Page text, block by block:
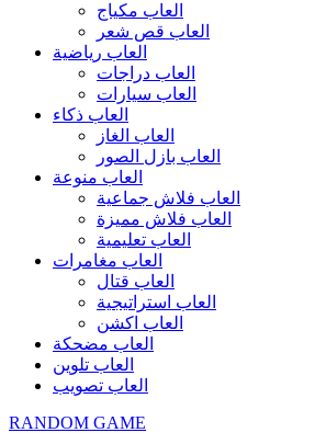
العاب مكياج
العاب قص شعر
العاب رياضية
العاب دراجات
العاب سيارات
العاب ذكاء
العاب الغاز
العاب بازل الصور
العاب منوعة
العاب فلاش جماعية
العاب فلاش مميزة
العاب تعليمية
العاب مغامرات
العاب قتال
العاب استراتيجية
العاب اكشن
العاب مضحكة
العاب تلوين
العاب تصويب
RANDOM GAME